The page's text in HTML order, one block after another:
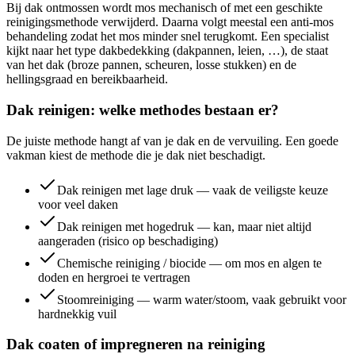
Bij dak ontmossen wordt mos mechanisch of met een geschikte
reinigingsmethode verwijderd. Daarna volgt meestal een anti-mos
behandeling zodat het mos minder snel terugkomt. Een specialist
kijkt naar het type dakbedekking (dakpannen, leien, …), de staat
van het dak (broze pannen, scheuren, losse stukken) en de
hellingsgraad en bereikbaarheid.
Dak reinigen: welke methodes bestaan er?
De juiste methode hangt af van je dak en de vervuiling. Een goede
vakman kiest de methode die je dak niet beschadigt.
Dak reinigen met lage druk — vaak de veiligste keuze
voor veel daken
Dak reinigen met hogedruk — kan, maar niet altijd
aangeraden (risico op beschadiging)
Chemische reiniging / biocide — om mos en algen te
doden en hergroei te vertragen
Stoomreiniging — warm water/stoom, vaak gebruikt voor
hardnekkig vuil
Dak coaten of impregneren na reiniging